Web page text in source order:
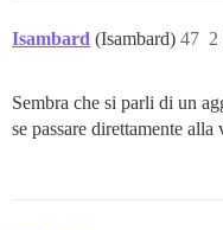
Isambard (Isambard) 2
47
Sembra che si parli di un
se passare direttamente